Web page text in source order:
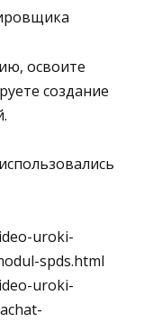
освоите
создание
uroki-
spds.html
uroki-